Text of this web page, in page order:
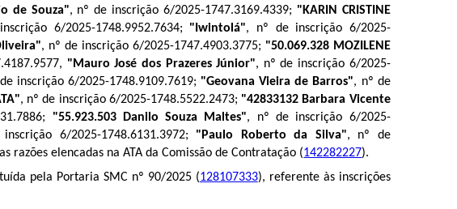
de Souza", nº de inscrição 6/2025-1747.3169.4339; "KARIN CRISTINE
6/2025-1748.9952.7634; "Iwintolá", nº de inscrição 6/2025-
, nº de inscrição 6/2025-1747.4903.3775; "50.069.328 MOZILENE
"Mauro José dos Prazeres Júnior", nº de inscrição 6/2025-
inscrição 6/2025-1748.9109.7619; "Geovana Vieira de Barros", nº de
, nº de inscrição 6/2025-1748.5522.2473; "42833132 Barbara Vicente
"55.923.503 Danilo Souza Maltes", nº de inscrição 6/2025-
6/2025-1748.6131.3972; "Paulo Roberto da Silva", nº de
razões elencadas na ATA da Comissão de Contratação (142282227).
pela Portaria SMC nº 90/2025 (​​​​​​​​​​​​​​128107333), referente às inscrições